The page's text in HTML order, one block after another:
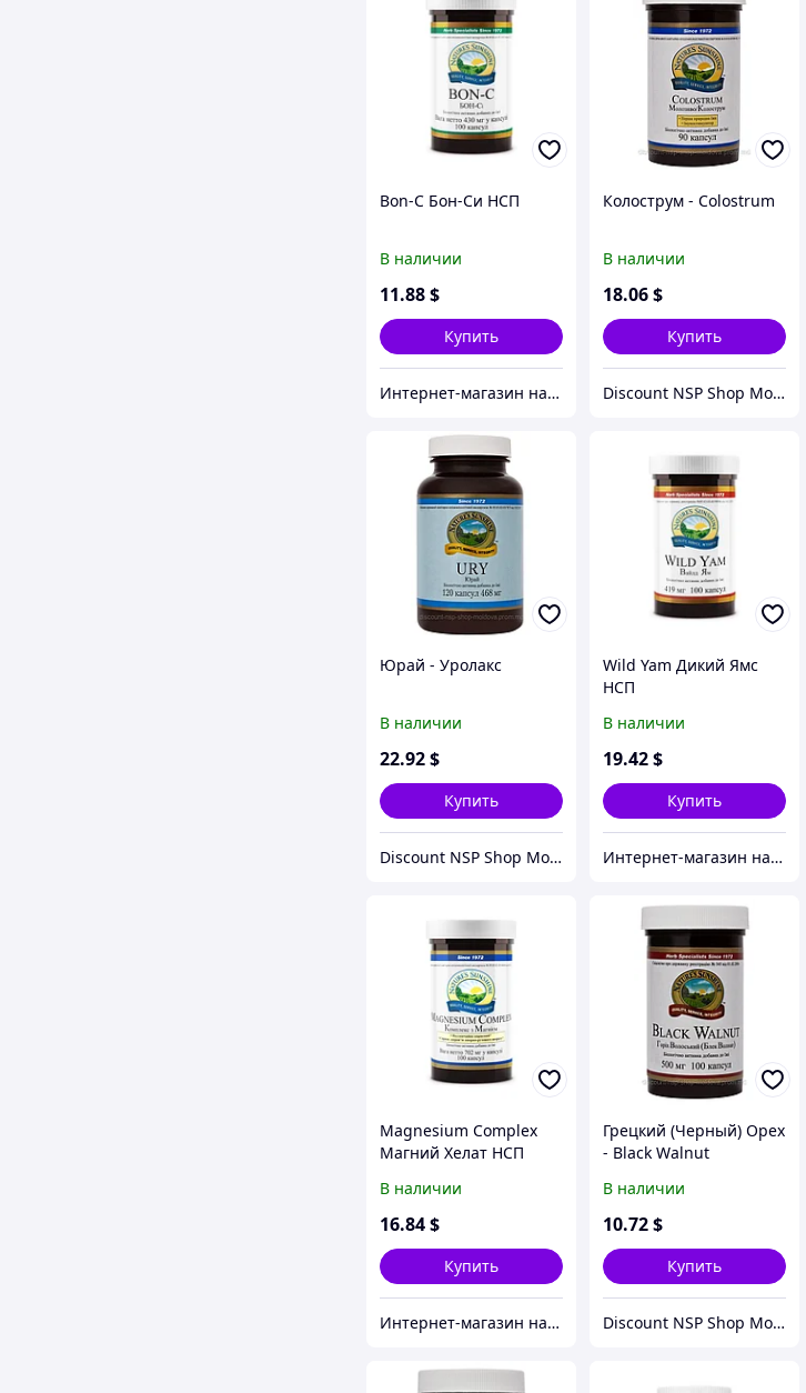
Bon-C Бон-Си НСП
В наличии
11.88$
Купить
Интернет-магазин натуральных витаминов компании Nature`s Sunshine, NSP (НСП)
Колострум - Colostrum
В наличии
18.06$
Купить
Discount NSP Shop Moldova
Юрай - Уролакс
В наличии
22.92$
Купить
Discount NSP Shop Moldova
Wild Yam Дикий Ямс
НСП
В наличии
19.42$
Купить
Интернет-магазин натуральных витаминов компании Nature`s Sunshine, NSP (НСП)
Magnesium Complex
Магний Хелат НСП
В наличии
16.84$
Купить
Интернет-магазин натуральных витаминов компании Nature`s Sunshine, NSP (НСП)
Грецкий (Черный) Орех
- Black Walnut
В наличии
10.72$
Купить
Discount NSP Shop Moldova